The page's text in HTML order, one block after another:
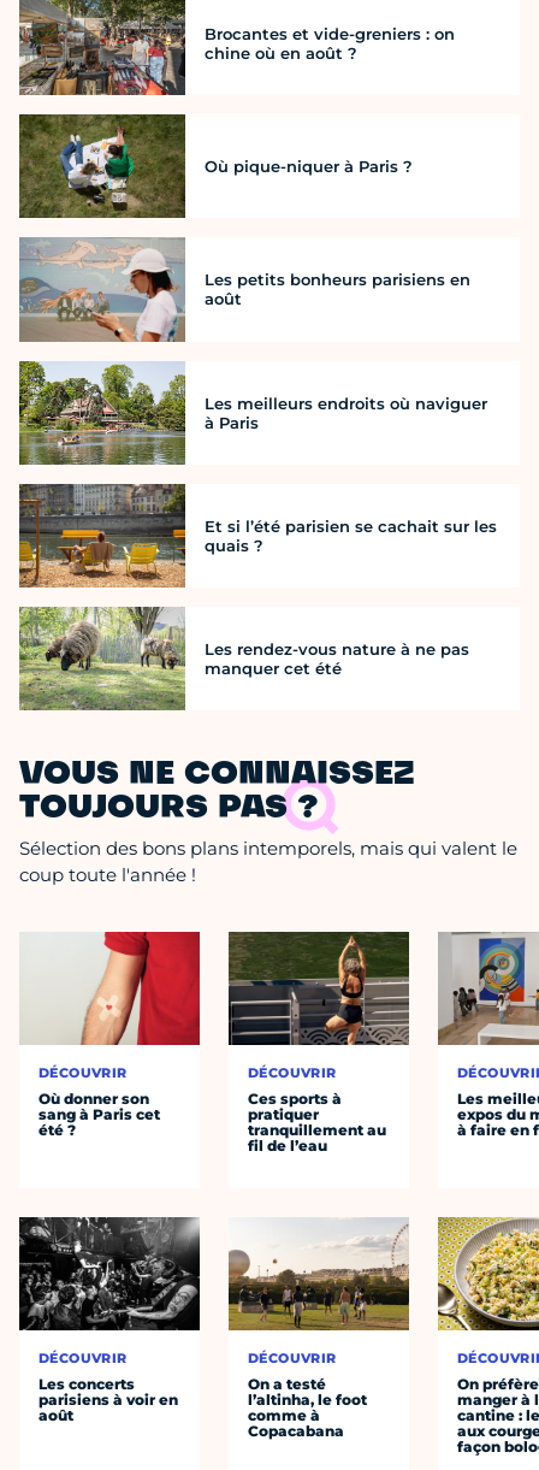
Brocantes et vide-greniers : on
chine où en août ?
Où pique-niquer à Paris ?
Les petits bonheurs parisiens en
août
Les meilleurs endroits où naviguer
à Paris
Et si l’été parisien se cachait sur les
quais ?
Les rendez-vous nature à ne pas
manquer cet été
VOUS NE CONNAISSEZ
TOUJOURS PAS ?
Sélection des bons plans intemporels, mais qui valent le
coup toute l'année !
DÉCOUVRIR
Où donner son
sang à Paris cet
été ?
DÉCOUVRIR
Les concerts
parisiens à voir en
août
DÉCOUVRIR
Ces sports à
pratiquer
tranquillement au
fil de l’eau
DÉCOUVRIR
On a testé
l’altinha, le foot
comme à
Copacabana
Les
expos du
à faire en
On préfère
manger à
cantine :
aux
façon